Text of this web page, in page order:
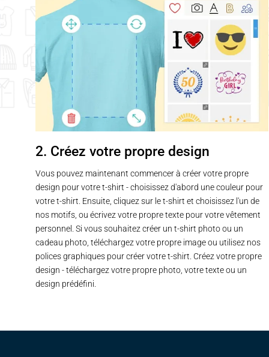
2. Créez votre propre design
Vous pouvez maintenant commencer à créer votre propre
design pour votre t-shirt - choisissez d'abord une couleur pour
votre t-shirt. Ensuite, cliquez sur le t-shirt et choisissez l'un de
nos motifs, ou écrivez votre propre texte pour votre vêtement
personnel. Si vous souhaitez créer un t-shirt photo ou un
cadeau photo, téléchargez votre propre image ou utilisez nos
polices graphiques pour créer votre t-shirt. Créez votre propre
design - téléchargez votre propre photo, votre texte ou un
design prédéfini.